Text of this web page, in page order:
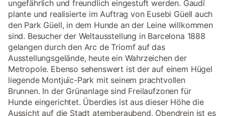
ungefährlich und freundlich eingestuft werden. Gaudí
plante und realisierte im Auftrag von Eusebi Güell auch
den Park Güell, in dem Hunde an der Leine willkommen
sind. Besucher der Weltausstellung in Barcelona 1888
gelangen durch den Arc de Triomf auf das
Ausstellungsgelände, heute ein Wahrzeichen der
Metropole. Ebenso sehenswert ist der auf einem Hügel
liegende Montjuïc-Park mit seinem prachtvollen
Brunnen. In der Grünanlage sind Freilaufzonen für
Hunde eingerichtet. Überdies ist aus dieser Höhe die
Aussicht auf die Stadt atemberaubend. Obendrein ist es